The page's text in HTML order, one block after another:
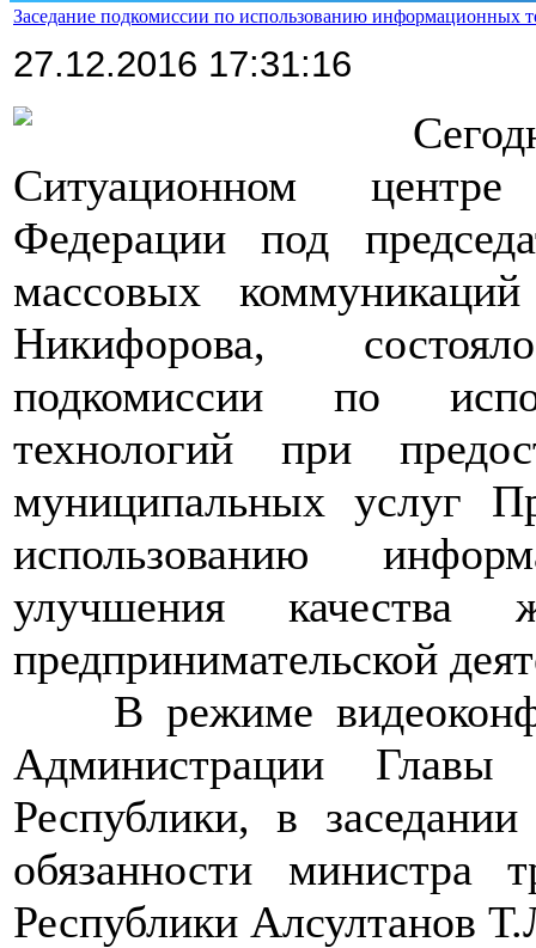
Заседание подкомиссии по использованию информационных
27.12.2016 17:31:16
Ситуационном центре
Федерации под
массовых
Никифорова,
подкомиссии по
технологий при
муниципальных услуг
использованию
улучшения
предпринимательской
В режиме
Администрации Главы
Республики, в
обязанности министра
Республики Алсултанов